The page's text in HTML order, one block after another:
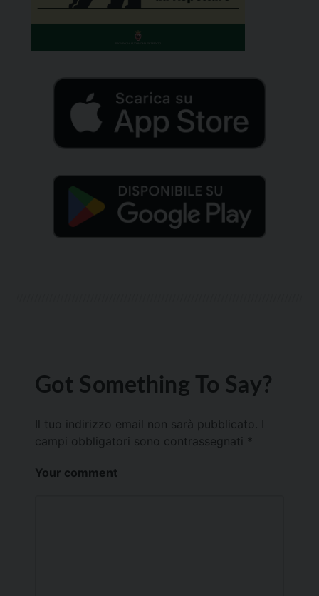
Got Something To Say?
Il tuo indirizzo email non sarà pubblicato.
campi obbligatori sono contrassegnati *
Your comment